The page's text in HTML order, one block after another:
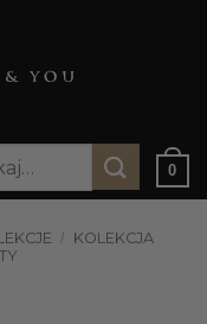
0
/ KOLEKCJA